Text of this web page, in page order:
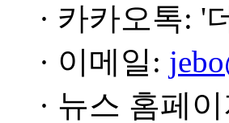
· 카카오톡: '
· 이메일:
· 뉴스 홈페